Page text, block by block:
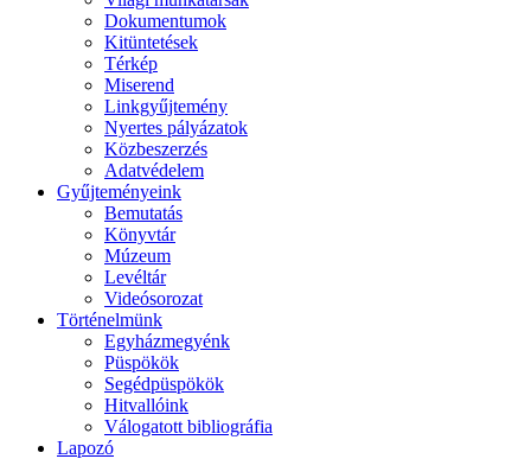
Dokumentumok
Kitüntetések
Térkép
Miserend
Linkgyűjtemény
Nyertes pályázatok
Közbeszerzés
Adatvédelem
Gyűjteményeink
Bemutatás
Könyvtár
Múzeum
Levéltár
Videósorozat
Történelmünk
Egyházmegyénk
Püspökök
Segédpüspökök
Hitvallóink
Válogatott bibliográfia
Lapozó